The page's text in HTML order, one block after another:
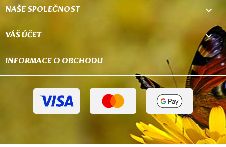
NAŠE SPOLEČNOST 
VÁŠ ÚČET 
INFORMACE O OBCHODU keyboard_arrow_down